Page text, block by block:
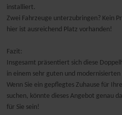
installiert.
Zwei Fahrzeuge unterzubringen? Kein
hier ist ausreichend Platz vorhanden!
Fazit:
Insgesamt präsentiert sich diese
in einem sehr guten und modernisierten
Wenn Sie ein gepflegtes Zuhause für
suchen, könnte dieses Angebot genau
für Sie sein!